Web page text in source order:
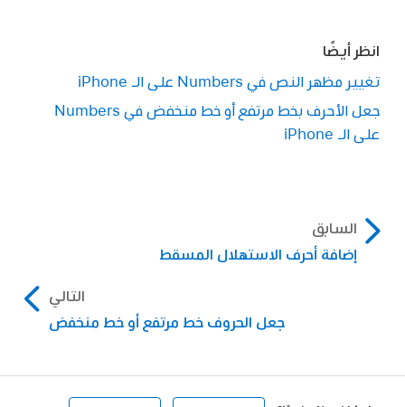
انظر أيضًا
تغيير مظهر النص في Numbers على الـ iPhone
جعل الأحرف بخط مرتفع أو خط منخفض في Numbers
على الـ iPhone
السابق
إضافة أحرف الاستهلال المسقط
التالي
جعل الحروف خط مرتفع أو خط منخفض